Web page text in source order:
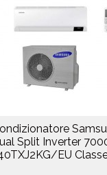
Split Inverter
EU